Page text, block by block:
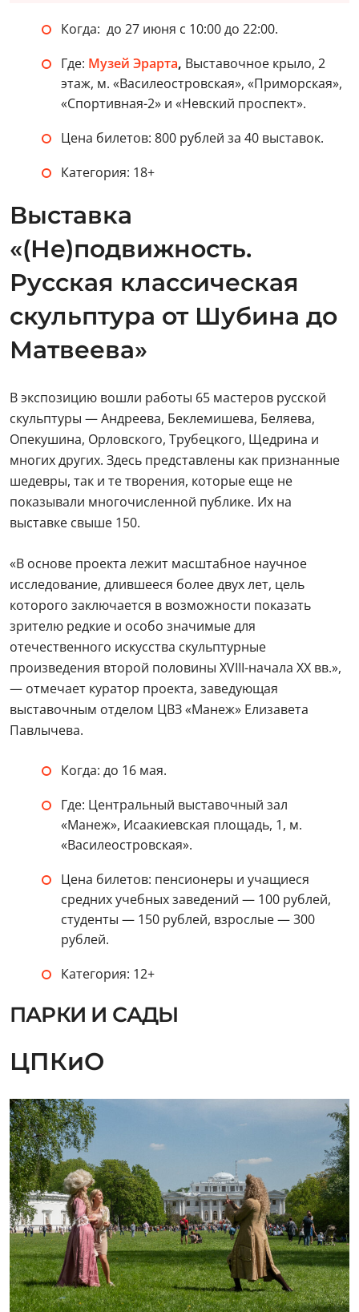
Когда: до 27 июня с 10:00 до 22:00.
Где: Музей Эрарта, Выставочное крыло, 2
этаж, м. «Василеостровская», «Приморская»,
«Спортивная-2» и «Невский проспект».
Цена билетов: 800 рублей за 40 выставок.
Категория: 18+
Выставка
«(Не)подвижность.
Русская классическая
скульптура от Шубина до
Матвеева»
В экспозицию вошли работы 65 мастеров русской
скульптуры — Андреева, Беклемишева, Беляева,
Опекушина, Орловского, Трубецкого, Щедрина и
многих других. Здесь представлены как признанные
шедевры, так и те творения, которые еще не
показывали многочисленной публике. Их на
выставке свыше 150.
«В основе проекта лежит масштабное научное
исследование, длившееся более двух лет, цель
которого заключается в возможности показать
зрителю редкие и особо значимые для
отечественного искусства скульптурные
произведения второй половины XVIII-начала XX вв.»,
— отмечает куратор проекта, заведующая
выставочным отделом ЦВЗ «Манеж» Елизавета
Павлычева.
Когда: до 16 мая.
Где: Центральный выставочный зал
«Манеж», Исаакиевская площадь, 1, м.
«Василеостровская».
Цена билетов: пенсионеры и учащиеся
средних учебных заведений — 100 рублей,
студенты — 150 рублей, взрослые — 300
рублей.
Категория: 12+
ПАРКИ И САДЫ
ЦПКиО